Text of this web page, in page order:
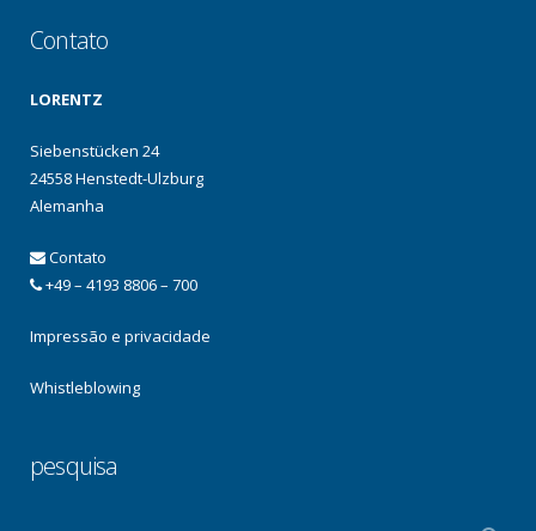
Contato
LORENTZ
Siebenstücken 24
24558 Henstedt-Ulzburg
Alemanha
Contato
+49 – 4193 8806 – 700
Impressão e privacidade
Whistleblowing
pesquisa